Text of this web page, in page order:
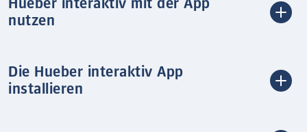
Hueber interaktiv mit der App
nutzen
Die Hueber interaktiv App
installieren